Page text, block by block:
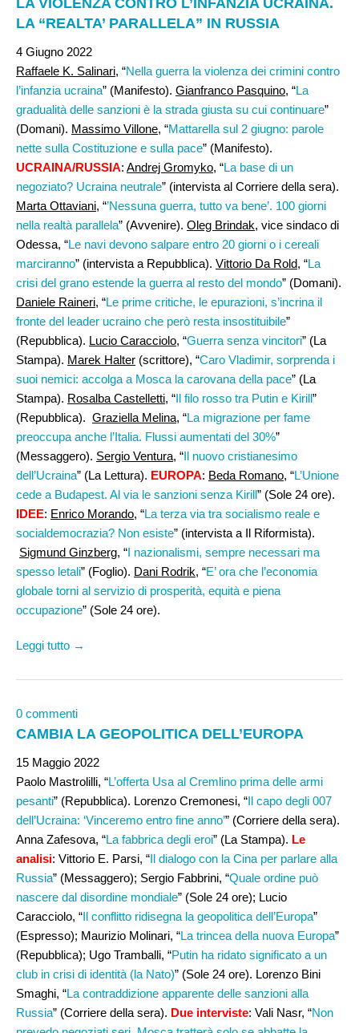
LA “REALTA’ PARALLELA” IN RUSSIA
4 Giugno 2022
Raffaele K. Salinari, “Nella guerra la violenza dei crimini contro
l’infanzia ucraina” (Manifesto). Gianfranco Pasquino, “La
gradualità delle sanzioni è la strada giusta su cui continuare”
(Domani). Massimo Villone, “Mattarella sul 2 giugno: parole
nette sulla Costituzione e sulla pace” (Manifesto).
UCRAINA/RUSSIA: Andrej Gromyko, “La base di un
negoziato? Ucraina neutrale” (intervista al Corriere della sera).
Marta Ottaviani, “’Nessuna guerra, tutto va bene’. 100 giorni
nella realtà parallela” (Avvenire). Oleg Brindak, vice sindaco di
Odessa, “Le navi devono salpare entro 20 giorni o i cereali
marciranno” (intervista a Repubblica). Vittorio Da Rold, “La
crisi del grano estende la guerra al resto del mondo” (Domani).
Daniele Raineri, “Le prime critiche, le epurazioni, s’incrina il
fronte del leader ucraino che però resta insostituibile”
(Repubblica). Lucio Caracciolo, “Guerra senza vincitori” (La
Stampa). Marek Halter (scrittore), “Caro Vladimir, sorprenda i
suoi nemici: accolga a Mosca la carovana della pace” (La
Stampa). Rosalba Castelletti, “Il filo rosso tra Putin e Kirill”
(Repubblica). Graziella Melina, “La migrazione per fame
preoccupa anche l’Italia. Flussi aumentati del 30%”
(Messaggero). Sergio Ventura, “Il nuovo cristianesimo
dell’Ucraina” (La Lettura). EUROPA: Beda Romano, “L’Unione
cede a Budapest. Al via le sanzioni senza Kirill” (Sole 24 ore).
IDEE: Enrico Morando, “La terza via tra socialismo reale e
socialdemocrazia? Non esiste” (intervista a Il Riformista).
Sigmund Ginzberg, “I nazionalismi, sempre necessari ma
spesso letali” (Foglio). Dani Rodrik, “E’ ora che l’economia
globale torni al servizio di prosperità, equità e piena
occupazione” (Sole 24 ore).
Leggi tutto →
0 commenti
CAMBIA LA GEOPOLITICA DELL’EUROPA
15 Maggio 2022
Paolo Mastrolilli, “L’offerta Usa al Cremlino prima delle armi
pesanti” (Repubblica). Lorenzo Cremonesi, “Il capo degli 007
dell’Ucraina: ‘Vinceremo entro fine anno’” (Corriere della sera).
Anna Zafesova, “La fabbrica degli eroi” (La Stampa). Le
analisi: Vittorio E. Parsi, “Il dialogo con la Cina per parlare alla
Russia” (Messaggero); Sergio Fabbrini, “Quale ordine può
nascere dal disordine mondiale” (Sole 24 ore); Lucio
Caracciolo, “Il conflitto ridisegna la geopolitica dell’Europa”
(Espresso); Maurizio Molinari, “La trincea della nuova Europa”
(Repubblica); Ugo Tramballi, “Putin ha ridato significato a un
club in crisi di identità (la Nato)” (Sole 24 ore). Lorenzo Bini
Smaghi, “La contraddizione apparente delle sanzioni alla
Russia” (Corriere della sera). Due interviste: Vali Nasr, “Non